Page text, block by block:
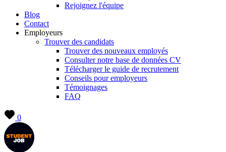
Rejoignez l'équipe
Blog
Contact
Employeurs
Trouver des candidats
Trouver des nouveaux employés
Consulter notre base de données CV
Télécharger le guide de recrutement
Conseils pour employeurs
Témoignages
FAQ
0